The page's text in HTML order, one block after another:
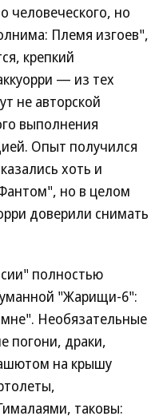
человеческого, но
Племя изгоев",
крепкий
— из тех
не авторской
выполнения
Опыт получился
хоть и
но в целом
доверили снимать
полностью
"Жарищи-6":
Необязательные
погони, драки,
на крышу
таковы: